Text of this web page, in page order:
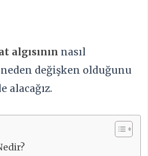
algısının nasıl
değişken olduğunu
alacağız.